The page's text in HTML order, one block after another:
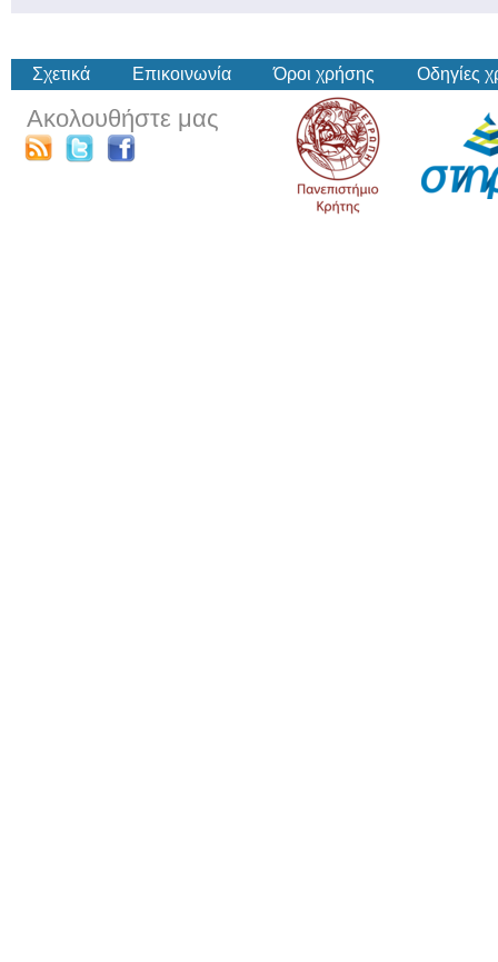
Σχετικά Επικοινωνία Όροι χρήσης Οδηγίες
Ακολουθήστε μας